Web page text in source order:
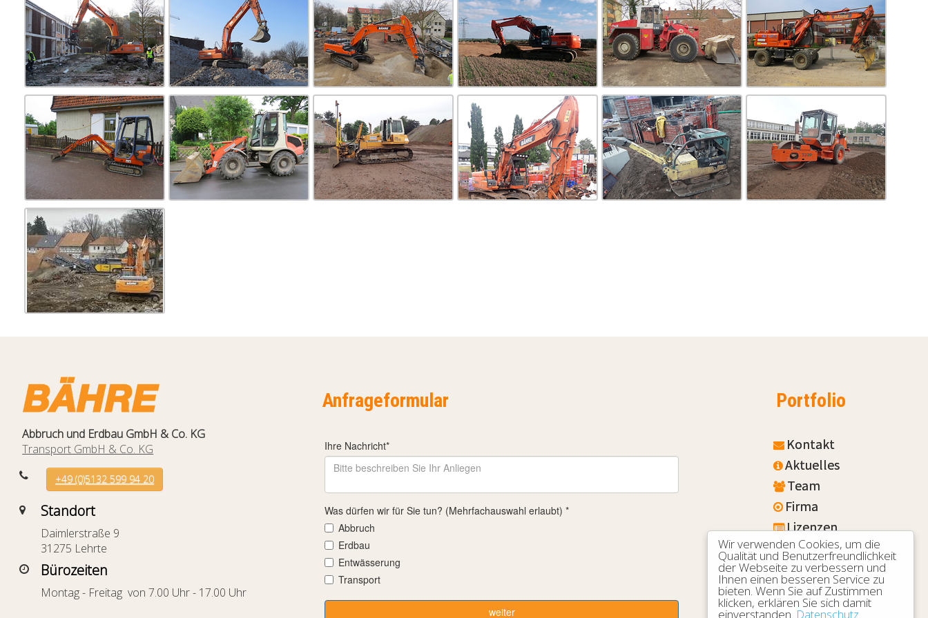
Wir verwenden Cookies, um die
Qualität und Benutzerfreundlichkeit
der Webseite zu verbessern und
Ihnen einen besseren Service zu
bieten. Wenn Sie auf Zustimmen
klicken, erklären Sie sich damit
einverstanden. Datenschutz
Abbruch und Erdbau GmbH & Co. KG
Transport GmbH & Co. KG
+49 (0)5132 599 94 20
Standort
Daimlerstraße 9
31275 Lehrte
Bürozeiten
Montag - Freitag von 7.00 Uhr - 17.00 Uhr
Anfrageformular Portfolio
Kontakt
Aktuelles
Team
Firma
Lizenzen
Referenzen